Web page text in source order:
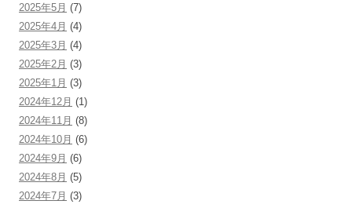
2025年5月 (7)
2025年4月 (4)
2025年3月 (4)
2025年2月 (3)
2025年1月 (3)
2024年12月 (1)
2024年11月 (8)
2024年10月 (6)
2024年9月 (6)
2024年8月 (5)
2024年7月 (3)